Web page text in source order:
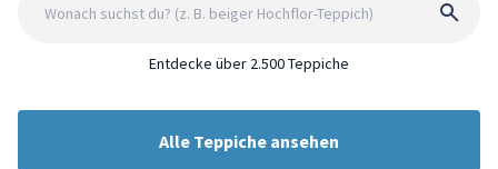
Entdecke über 2.500 Teppiche
Alle Teppiche ansehen